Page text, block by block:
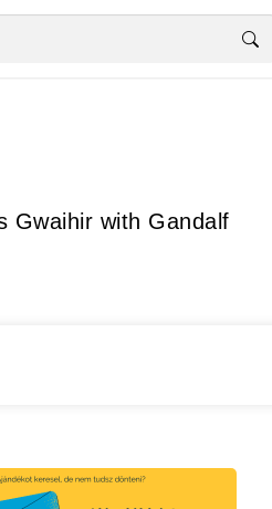
Gwaihir with Gandalf